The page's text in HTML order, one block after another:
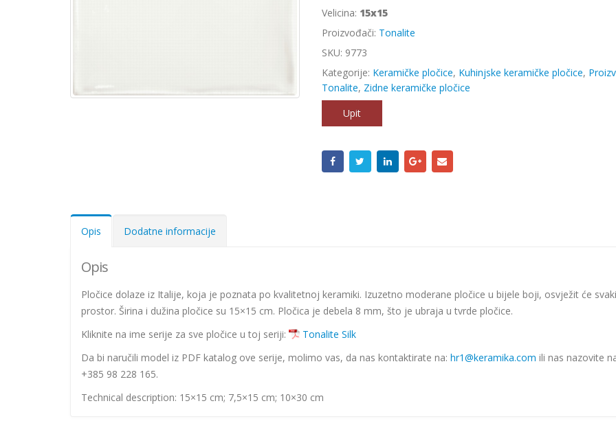
Velicina: 15x15
Proizvođači: Tonalite
SKU: 9773
Kategorije: Keramičke pločice, Kuhinjske keramičke pločice,
Tonalite, Zidne keramičke pločice
Upit
Opis Dodatne informacije
Opis
Pločice dolaze iz Italije, koja je poznata po kvalitetnoj keramiki. Izuzetno moderane pločice u bijele boji, osvježit će svaki
prostor. Širina i dužina pločice su 15×15 cm. Pločica je debela 8 mm, što je ubraja u tvrde pločice.
Kliknite na ime serije za sve pločice u toj seriji:
Tonalite Silk
Da bi naručili model iz PDF katalog ove serije, molimo vas, da nas kontaktirate na: hr1@keramika.com ili nas nazovite
+385 98 228 165.
Technical description: 15×15 cm; 7,5×15 cm; 10×30 cm